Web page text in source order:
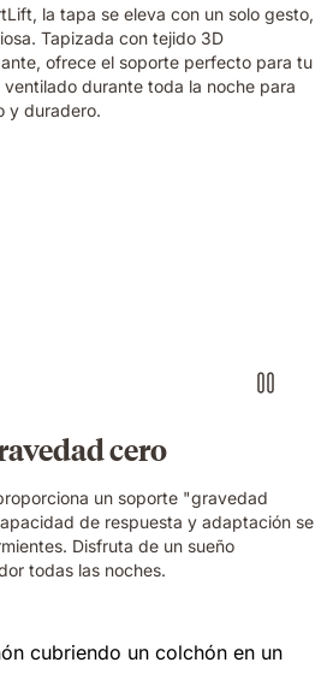
la tapa se eleva con un solo gesto,
Tapizada con tejido 3D
ofrece el soporte perfecto para tu
durante toda la noche para
y duradero.
cero
un soporte "gravedad
de respuesta y adaptación se
Disfruta de un sueño
todas las noches.